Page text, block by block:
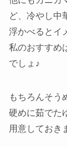
ど、冷やし中
浮かべるとイ
私のおすすめ
でしょ♪
もちろんそう
硬めに茹でた
用意しておき